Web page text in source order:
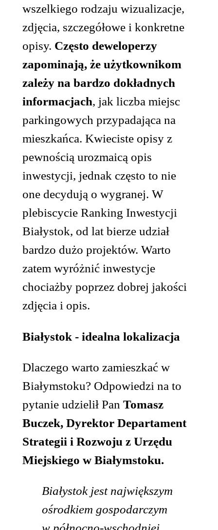
wszelkiego rodzaju wizualizacje,
zdjęcia, szczegółowe i konkretne
opisy. Często deweloperzy
zapominają, że użytkownikom
zależy na bardzo dokładnych
informacjach, jak liczba miejsc
parkingowych przypadająca na
mieszkańca. Kwieciste opisy z
pewnością urozmaicą opis
inwestycji, jednak często to nie
one decydują o wygranej. W
plebiscycie Ranking Inwestycji
Białystok, od lat bierze udział
bardzo dużo projektów. Warto
zatem wyróżnić inwestycje
chociażby poprzez dobrej jakości
zdjęcia i opis.
Białystok - idealna lokalizacja
Dlaczego warto zamieszkać w
Białymstoku? Odpowiedzi na to
pytanie udzielił PanTomasz
Buczek, Dyrektor Departament
Strategii i Rozwoju z Urzędu
Miejskiego w Białymstoku.
Białystok jest największym
ośrodkiem gospodarczym